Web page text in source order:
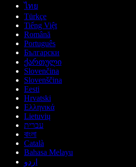
ไทย
Türkçe
Tiếng Việt
Română
Português
Български
ქართული
Slovenčina
Slovenščina
Eesti
Hrvatski
Ελληνικά
Lietuvių
עברית
বাংলা
Català
Bahasa Melayu
اردو